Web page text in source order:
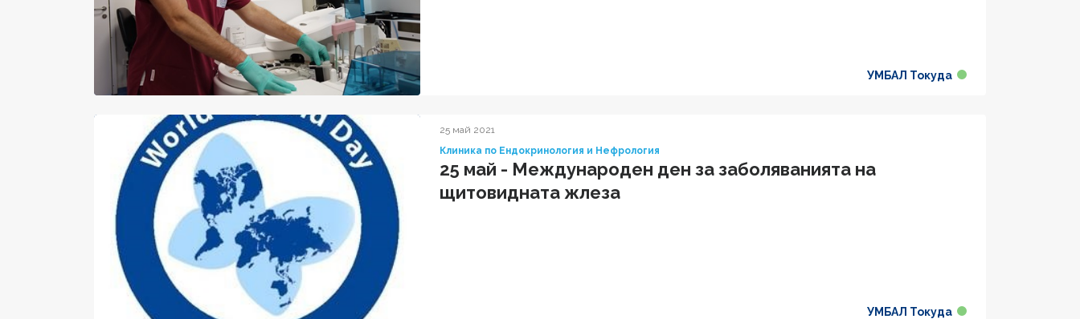
УМБАЛ Токуда
25 май 2021
Клиника по Ендокринология и Нефрология
25 май - Международен ден за заболяванията на
щитовидната жлеза
УМБАЛ Токуда